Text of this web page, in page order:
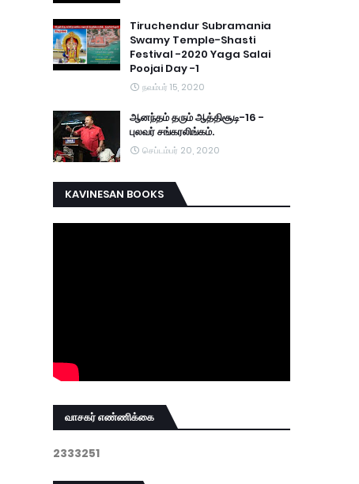
Tiruchendur Subramania
Swamy Temple-Shasti
Festival -2020 Yaga Salai
Poojai Day -1
நவம்பர் 15, 2020
ஆனந்தம் தரும் ஆத்திசூடி-16 -
புலவர் சங்கரலிங்கம்.
செப்டம்பர் 20, 2020
KAVINESAN BOOKS
வாசகர் எண்ணிக்கை
2333251